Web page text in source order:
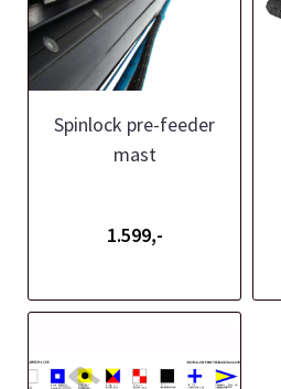
Spinlock pre-feeder
mast
1.599,-